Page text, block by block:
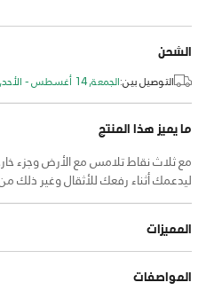
الشحن
التوصيل بين:الجمعة, 14 أغسطس - الأحد, 16 أغسطس
ما يميز هذا المنتج
مع ثلاث نقاط تلامس مع الأرض وجزء
ليدعمك أثناء رفعك للأثقال وغير ذلك
المميزات
المواصفات